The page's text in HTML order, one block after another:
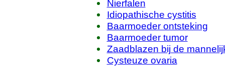
Nierfalen
Idiopathische cystitis
Baarmoeder ontsteking
Baarmoeder tumor
Zaadblazen bij de
Cysteuze ovaria